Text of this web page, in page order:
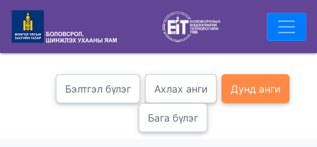
Бэлтгэл бүлэг Ахлах анги Дунд анги
Бага бүлэг